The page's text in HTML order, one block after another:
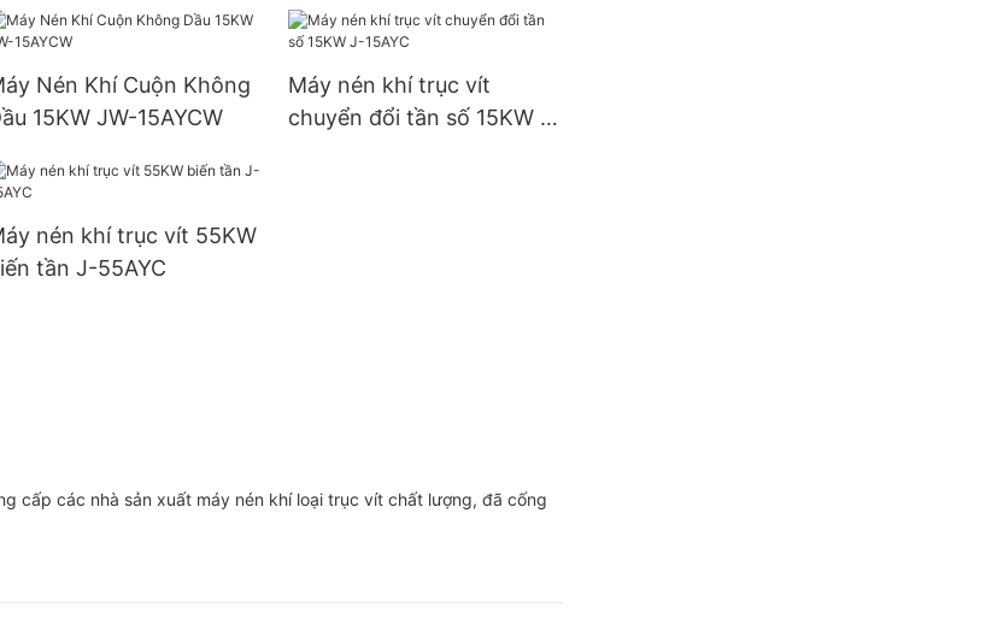
Nén Khí Cuộn Không
15KW JW-15AYCW
Máy nén khí trục vít
chuyển đổi tần số 15KW J-
nén khí trục vít 55KW
tần J-55AYC
cấp các nhà sản xuất máy nén khí loại trục vít chất lượng, đã cống